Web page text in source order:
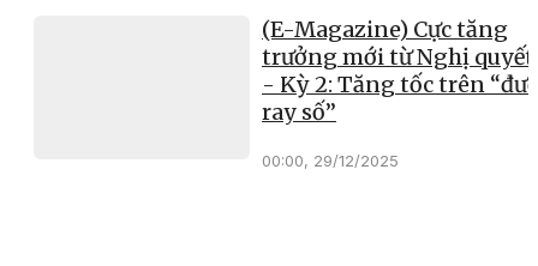
(E-Magazine) Cực tăng
trưởng mới từ Nghị quyết
- Kỳ 2: Tăng tốc trên
ray số”
00:00, 29/12/2025